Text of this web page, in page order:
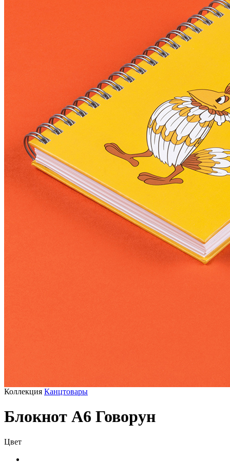
Коллекция Канцтовары
Блокнот А6 Говорун
Цвет